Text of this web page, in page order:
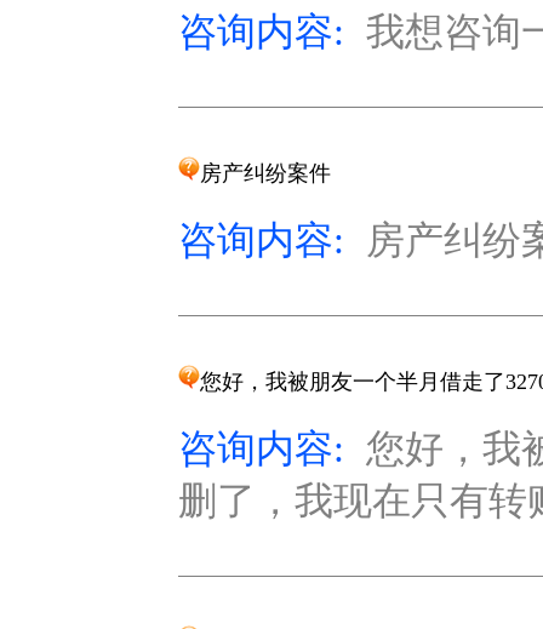
咨询内容: 我想咨询
房产纠纷案件
咨询内容: 房产纠纷
您好，我被朋友一个半月借走了
咨询内容: 您好，我
删了，我现在只有转